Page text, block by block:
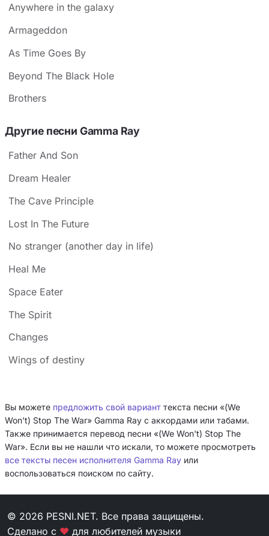
Anywhere in the galaxy
Armageddon
As Time Goes By
Beyond The Black Hole
Brothers
Другие песни Gamma Ray
Father And Son
Dream Healer
The Cave Principle
Lost In The Future
No stranger (another day in life)
Heal Me
Space Eater
The Spirit
Changes
Wings of destiny
Вы можете предложить свой вариант текста песни «(We
Won't) Stop The War» Gamma Ray с аккордами или табами.
Также принимается перевод песни «(We Won't) Stop The
War». Если вы не нашли что искали, то можете просмотреть
все тексты песен исполнителя Gamma Ray или
воспользоваться поиском по сайту.
© 2026 PESNI.NET. Все права защищены.
Сделано с ❤ для любителей музыки